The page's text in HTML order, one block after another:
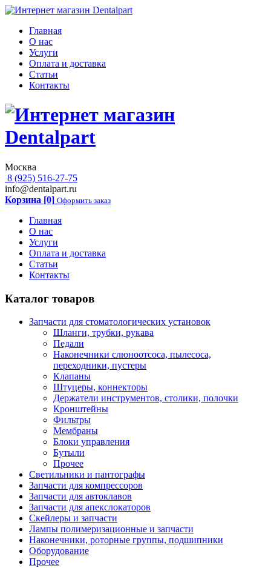
Главная
О нас
Услуги
Оплата и доставка
Статьи
Контакты
Москва
8 (925) 516-27-75
info@dentalpart.ru
Корзина [0] Оформить заказ
Главная
О нас
Услуги
Оплата и доставка
Статьи
Контакты
Каталог товаров
Запчасти для стоматологических установок
Шланги, трубки, рукава
Педали
Наконечники слюноотсоса, пылесоса,
переходники, пустеры
Клапаны
Штуцеры, коннекторы
Держатели инструментов, столики, полочки
Кронштейны
Фильтры
Мембраны
Блоки управления
Бутыли
Прочее
Светильники и пантографы
Запчасти для компрессоров
Запчасти для автоклавов
Запчасти для апекслокаторов
Скейлеры и запчасти
Лампы полимеризационные и запчасти
Наконечники, роторные группы, подшипники
Оборудование
Прочее